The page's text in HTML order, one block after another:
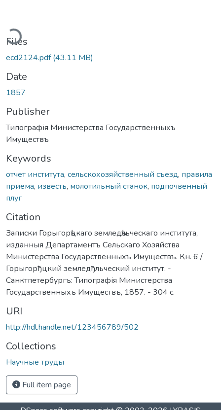
Files
ecd2124.pdf(43.11 MB)
Date
1857
Publisher
Типографія Министерства Государственныхъ
Имуществъ
Keywords
отчет института, сельскохозяйственный съезд, правила
приема, известь, молотильный станок, подпочвенный
плуг
Citation
Записки Горыгорѣцкаго земледѣльческаго института,
изданныя Департаментъ Сельскаго Хозяйства
Министерства Государственныхъ Имуществъ. Кн. 6 /
Горыгорђцкий земледђльческий институт. -
Санктпетербургъ: Типографія Министерства
Государственныхъ Имуществъ, 1857. - 304 с.
URI
http://hdl.handle.net/123456789/502
Collections
Научные труды
Full item page